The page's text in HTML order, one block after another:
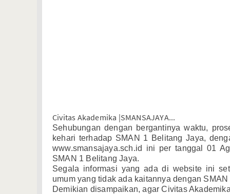
Civitas Akademika |SMANSAJAYA...
Sehubungan dengan bergantinya waktu,
kehari terhadap SMAN 1 Belitang Jaya,
www.smansajaya.sch.id ini per tanggal 01
SMAN 1 Belitang Jaya.
Segala informasi yang ada di website ini
umum yang tidak ada kaitannya dengan
Demikian disampaikan, agar Civitas